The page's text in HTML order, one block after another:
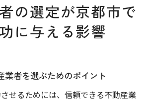
の選定が京都市で
に与える影響
業者を選ぶためのポイント
せるためには、信頼できる不動産業